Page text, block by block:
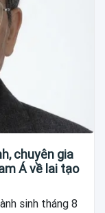
chuyên gia
Á về lai tạo
sinh tháng 8